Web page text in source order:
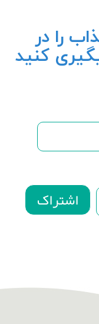
را در
کنید